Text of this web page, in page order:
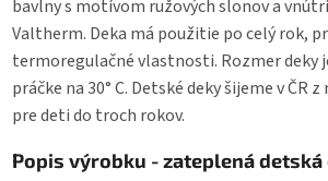
bavlny s motívom ružových slonov a
Valtherm. Deka má použitie po celý rok,
termoregulačné vlastnosti. Rozmer deky
práčke na 30° C. Detské deky šijeme v
pre deti do troch rokov.
Popis výrobku - zateplená detská